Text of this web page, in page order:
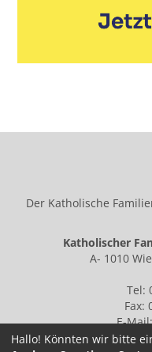
Der Katholische
Katholischer
A- 1010
Tel:
Fax:
E-
Hallo! Könnten wir bitte